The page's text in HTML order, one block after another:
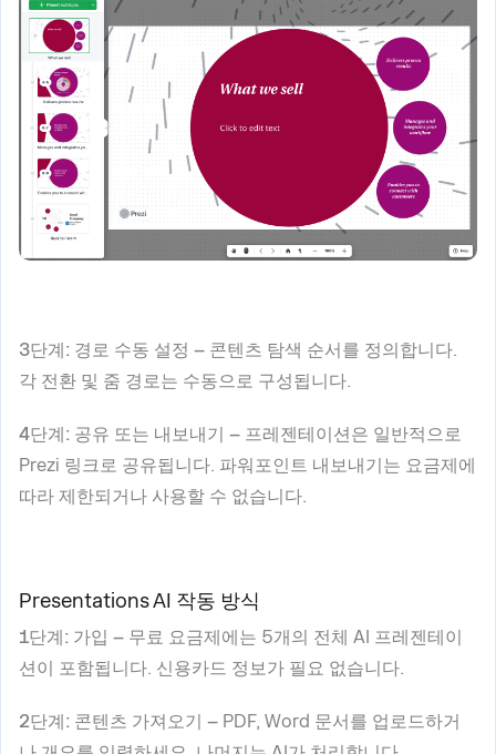
3단계: 경로 수동 설정 – 콘텐츠 탐색 순서를 정의합니다.
각 전환 및 줌 경로는 수동으로 구성됩니다.
4단계: 공유 또는 내보내기 – 프레젠테이션은 일반적으로
Prezi 링크로 공유됩니다. 파워포인트 내보내기는 요금제에
따라 제한되거나 사용할 수 없습니다.
Presentations AI 작동 방식
1단계: 가입 – 무료 요금제에는 5개의 전체 AI 프레젠테이
션이 포함됩니다. 신용카드 정보가 필요 없습니다.
2단계: 콘텐츠 가져오기 – PDF, Word 문서를 업로드하거